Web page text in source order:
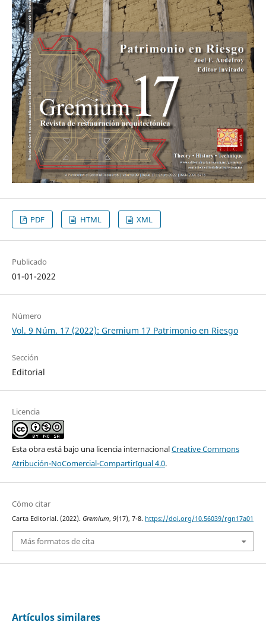
PDF HTML XML
Publicado
01-01-2022
Número
Vol. 9 Núm. 17 (2022): Gremium 17 Patrimonio en Riesgo
Sección
Editorial
Licencia
Esta obra está bajo una licencia internacionalCreative Commons
Atribución-NoComercial-CompartirIgual 4.0.
Cómo citar
Carta Editorial. (2022). Gremium, 9(17), 7-8. https://doi.org/10.56039/rgn17a01
Más formatos de cita
Artículos similares